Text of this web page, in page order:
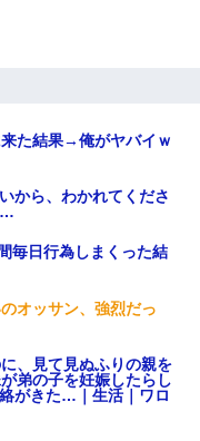
た結果→俺がヤバイｗ
から、わかれてくださ
…
毎日行為しまくった結
オッサン、強烈だっ
、見て見ぬふりの親を
弟の子を妊娠したらし
がきた…｜生活｜ワロ